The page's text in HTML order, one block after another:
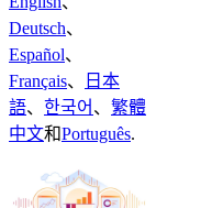
Deutsch、
Español、
Français、
日本
語、 한국어 、 繁體
中文和Português.